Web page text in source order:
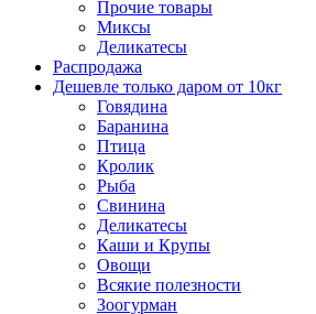
Прочие товары
Миксы
Деликатесы
Распродажа
Дешевле только даром от 10кг
Говядина
Баранина
Птица
Кролик
Рыба
Свинина
Деликатесы
Каши и Крупы
Овощи
Всякие полезности
Зоогурман